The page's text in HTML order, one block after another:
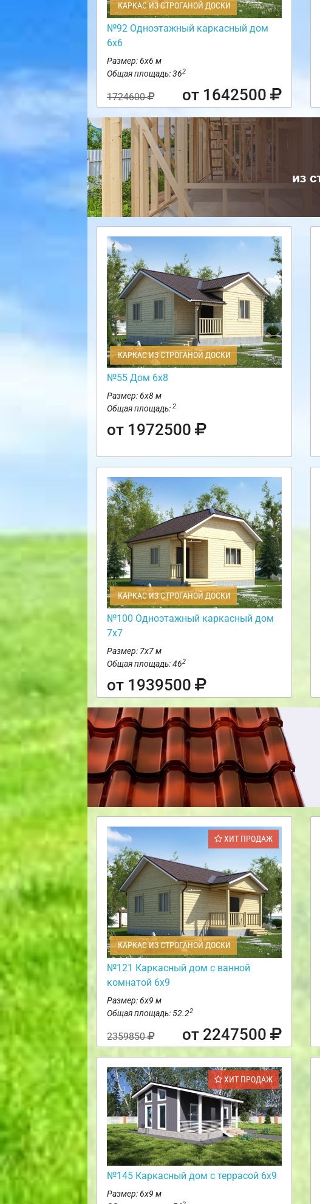
КАРКАС ИЗ СТРОГАНОЙ ДОСКИ
№92 Одноэтажный каркасный дом
6х6
Размер: 6х6 м
Общая площадь: 362
1724600 от 1642500
КАРКАС ИЗ СТРОГАНОЙ ДОСКИ
№55 Дом 6х8
Размер: 6х8 м
Общая площадь: 2
от 1972500
КАРКАС ИЗ СТРОГАНОЙ ДОСКИ
№100 Одноэтажный каркасный дом
7х7
Размер: 7х7 м
Общая площадь: 462
от 1939500
ХИТ ПРОДАЖ
КАРКАС ИЗ СТРОГАНОЙ ДОСКИ
№121 Каркасный дом с ванной
комнатой 6х9
Размер: 6х9 м
Общая площадь: 52.22
2359850 от 2247500
ХИТ ПРОДАЖ
№145 Каркасный дом с террасой 6х9
Размер: 6х9 м